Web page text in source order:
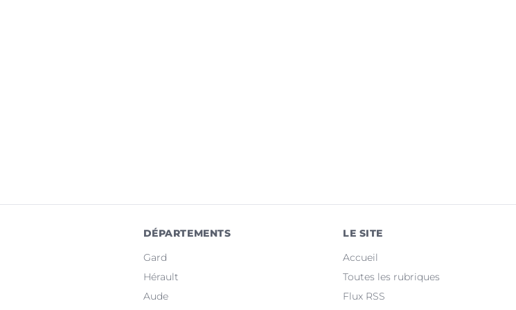
DÉPARTEMENTS
Gard
Hérault
Aude
LE SITE
Accueil
Toutes les rubriques
Flux RSS